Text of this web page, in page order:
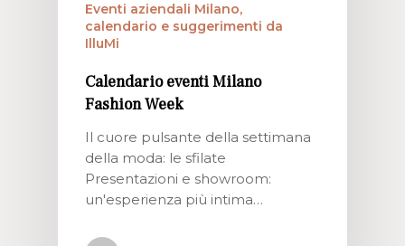
Eventi aziendali Milano,
calendario e suggerimenti da
IlluMi
Calendario eventi Milano
Fashion Week
Il cuore pulsante della settimana
della moda: le sfilate
Presentazioni e showroom:
un'esperienza più intima…